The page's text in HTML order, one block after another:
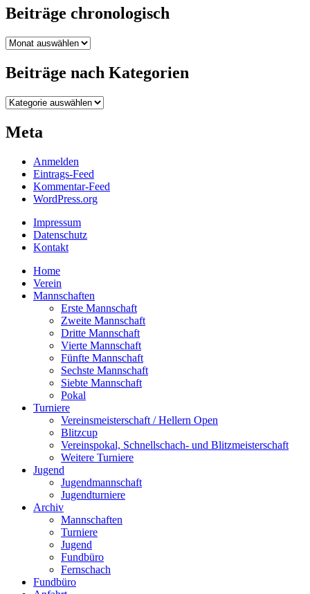
Beiträge chronologisch
Beiträge
Beiträge nach Kategorien
Beiträge
Kategorien
Meta
Anmelden
Eintrags-Feed
Kommentar-Feed
WordPress.org
Impressum
Datenschutz
Kontakt
Home
Verein
Mannschaften
Erste Mannschaft
Zweite Mannschaft
Dritte Mannschaft
Vierte Mannschaft
Fünfte Mannschaft
Sechste Mannschaft
Siebte Mannschaft
Pokal
Turniere
Vereinsmeisterschaft / Hellern Open
Blitzcup
Vereinspokal, Schnellschach- und Blitzmeisterschaft
Weitere Turniere
Jugend
Jugendmannschaft
Jugendturniere
Archiv
Mannschaften
Turniere
Jugend
Fundbüro
Fernschach
Fundbüro